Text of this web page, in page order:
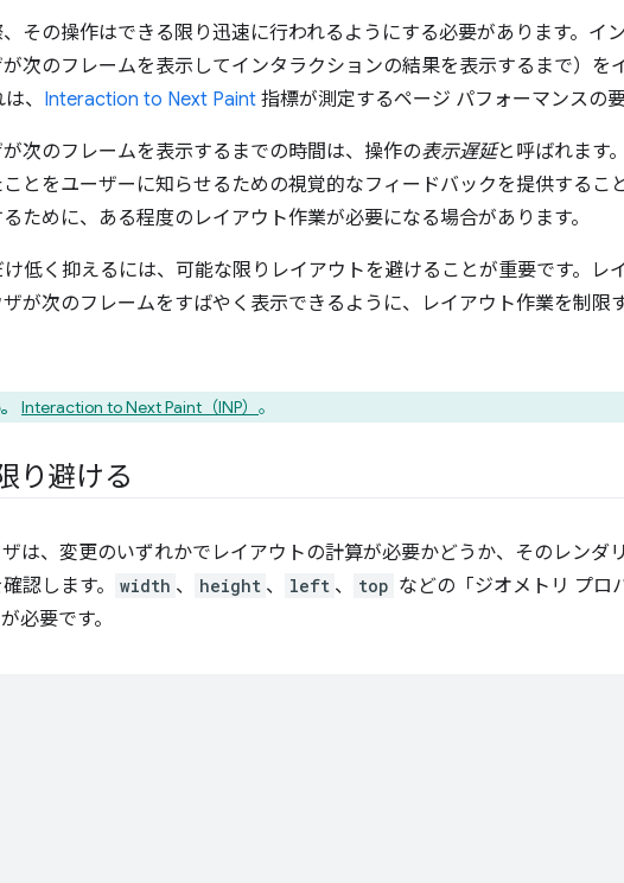
その操作はできる限り迅速に行われるようにする必要があります。イ
次のフレームを表示してインタラクションの結果を表示するまで）を
、 Interaction to Next Paint 指標が測定するページ パフォーマンスの要
次のフレームを表示するまでの時間は、操作の表示遅延と呼ばれます
とをユーザーに知らせるための視覚的なフィードバックを提供するこ
ために、ある程度のレイアウト作業が必要になる場合があります。
低く抑えるには、可能な限りレイアウトを避けることが重要です。レ
が次のフレームをすばやく表示できるように、レイアウト作業を制限
Interaction to Next Paint（INP） 。
り避ける
は、変更のいずれかでレイアウトの計算が必要かどうか、そのレンダ
認します。
width 、 height 、 left 、 top などの「ジオメトリ プロ
必要です。